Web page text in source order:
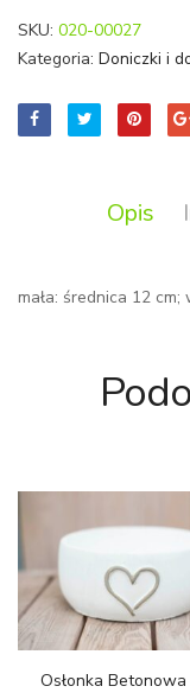
SKU: 020-00027
Kategoria: Doniczki i
Opis
mała: średnica 12 cm;
Osłonka